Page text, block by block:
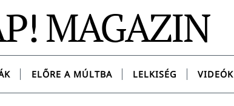
MAGAZIN
ELŐRE A MÚLTBA LELKISÉG VIDEÓK